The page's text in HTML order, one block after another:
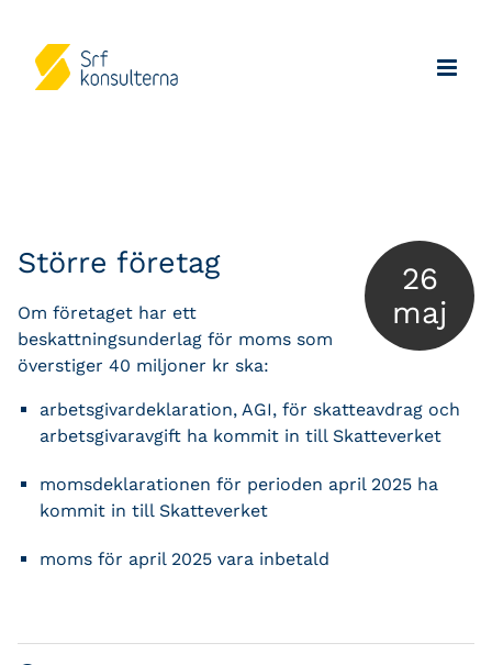
26
maj
Större företag
Om företaget har ett
beskattningsunderlag för moms som
överstiger 40 miljoner kr ska:
arbetsgivardeklaration, AGI, för skatteavdrag och
arbetsgivaravgift ha kommit in till Skatteverket
momsdeklarationen för perioden april 2025 ha
kommit in till Skatteverket
moms för april 2025 vara inbetald